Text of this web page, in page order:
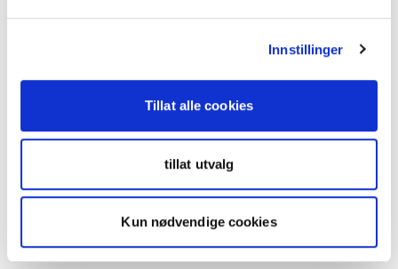
Innstillinger
Tillat alle cookies
tillat utvalg
Kun nødvendige cookies